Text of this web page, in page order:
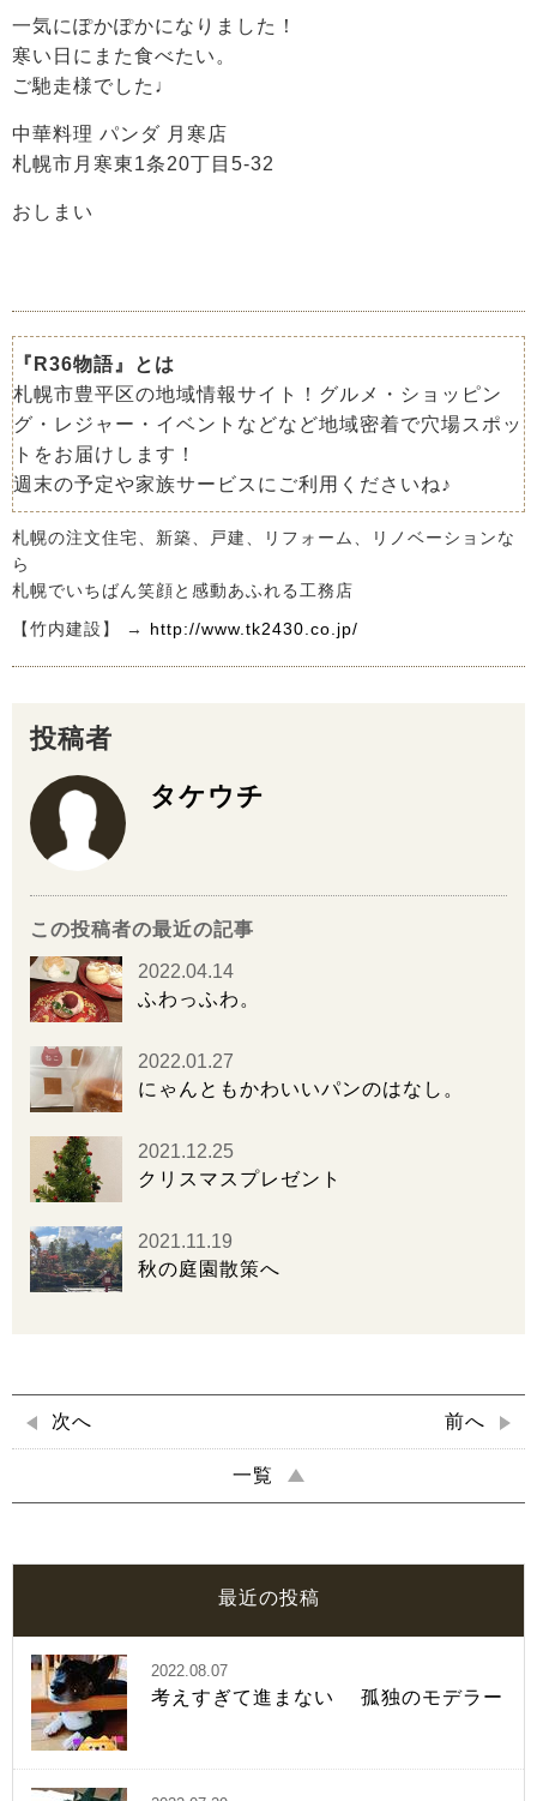
一気にぽかぽかになりました！
寒い日にまた食べたい。
ご馳走様でした♩
中華料理 パンダ 月寒店
札幌市月寒東1条20丁目5-32
おしまい
『R36物語』とは
札幌市豊平区の地域情報サイト！グルメ・ショッピン
グ・レジャー・イベントなどなど地域密着で穴場スポッ
トをお届けします！
週末の予定や家族サービスにご利用くださいね♪
札幌の注文住宅、新築、戸建、リフォーム、リノベーションな
ら
札幌でいちばん笑顔と感動あふれる工務店
【竹内建設】 → http://www.tk2430.co.jp/
投稿者
タケウチ
この投稿者の最近の記事
2022.04.14
ふわっふわ。
2022.01.27
にゃんともかわいいパンのはなし。
2021.12.25
クリスマスプレゼント
2021.11.19
秋の庭園散策へ
次へ 前へ
一覧
最近の投稿
2022.08.07
考えすぎて進まない 孤独のモデラー